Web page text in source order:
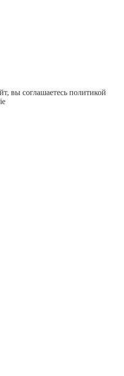
вы соглашаетесь политикой